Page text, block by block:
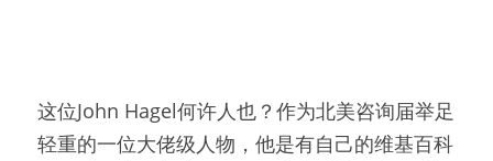
这位John Hagel何许人也？作为北美咨询届举足
轻重的一位大佬级人物，他是有自己的维基百科